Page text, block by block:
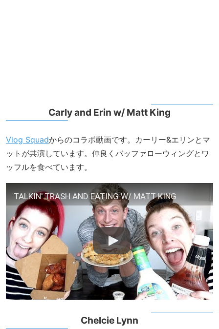
Carly and Erin w/ Matt King
Vlog Squadからのコラボ動画です。カーリー&エリンとマ
ットが共演しています。仲良くバッファローウィングとワ
ッフルを食べています。
TALKIN' TRASH AND EATING W/ MATT KING
Chelcie Lynn